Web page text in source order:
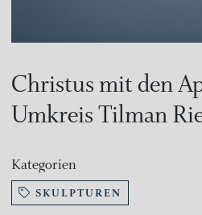
Christus mit den
Umkreis Tilman
Kategorien
SKULPTUREN